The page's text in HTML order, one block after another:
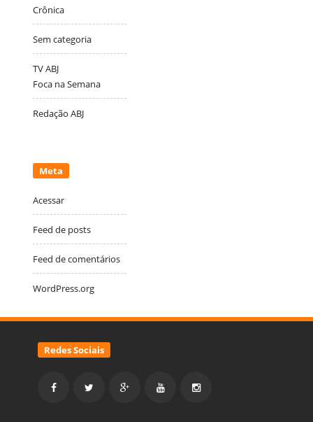
Crônica
Sem categoria
TV ABJ
Foca na Semana
Redação ABJ
Meta
Acessar
Feed de posts
Feed de comentários
WordPress.org
Redes Sociais